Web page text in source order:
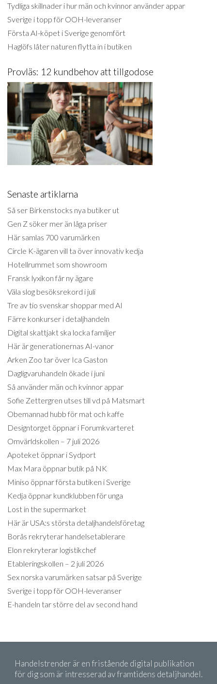
Tydliga skillnader i hur män och kvinnor använder appar
Sverige i topp för OOH-leveranser
Första AI-köpet i Sverige genomfört
Haglöfs låter naturen flytta in i butiken
Provläs: 12 kundbehov att tillgodose
Senaste artiklarna
Så ser Birkenstocks nya butiker ut
Gen Z söker mer än låga priser
Här samlas 700 varumärken
Circle K-ägaren vill ta över innovativ kedja
Hotellrummet som showroom
Fransk lyxikon får ny ägare
Väla slog besöksrekord i juli
Tre av tio svenskar shoppar med AI
Färre konkurser i detaljhandeln
Digital skattjakt ska locka familjer
Här är generationernas AI-vanor
Arken Zoo tar över Ica Gaston
Dagligvaruhandeln ökade i juni
Så använder män och kvinnor appar
Sofie Zettergren utses till vd på Matsmart
Obemannad hubb för mat och kaffe
Designtorget öppnar i Forumkvarteret
Omvärldskollen – 7 juli 2026
Apoteket öppnar i Sydport
Max Mara öppnar butik på NK
Miniso öppnar första butiken i Sverige
Kedja öppnar kundklubben för unga
Lost in the supermarket
Här är USA:s största detaljhandelsföretag
Borås rekryterar handelsetablerare
Elon rekryterar logistikchef
Etableringskollen – 2 juli 2026
Sex norska varumärken satsar på Sverige
Sverige i topp för OOH-leveranser
E-handeln tar större del av second hand
Handelstrender är en fristående digital publikation
för dig som är intresserad av framtidens detaljhandel.